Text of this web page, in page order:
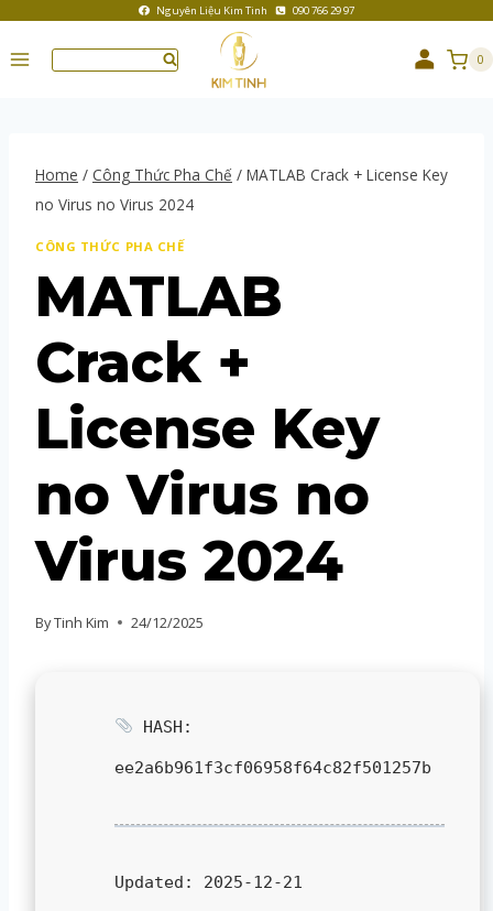
Nguyên Liệu Kim Tinh 090 766 29 97
0
Home / Công Thức Pha Chế / MATLAB Crack + License Key
no Virus no Virus 2024
CÔNG THỨC PHA CHẾ
MATLAB
Crack +
License Key
no Virus no
Virus 2024
ByTinh Kim 24/12/2025
HASH:
ee2a6b961f3cf06958f64c82f501257b
Updated: 2025-12-21